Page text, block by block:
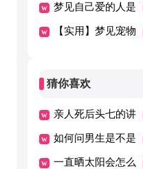
次高
梦见自己爱的人是
什么意思
【实用】梦见宠物
猜你喜欢
亲人死后头七的讲
究
如何问男生是不是
喜欢自己
一直晒太阳会怎么